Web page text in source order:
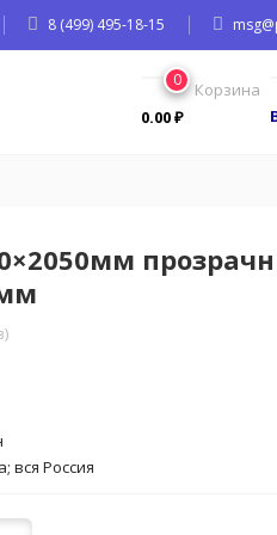
8 (499) 495-18-15
0
Корзина
0.00₽
вся Россия